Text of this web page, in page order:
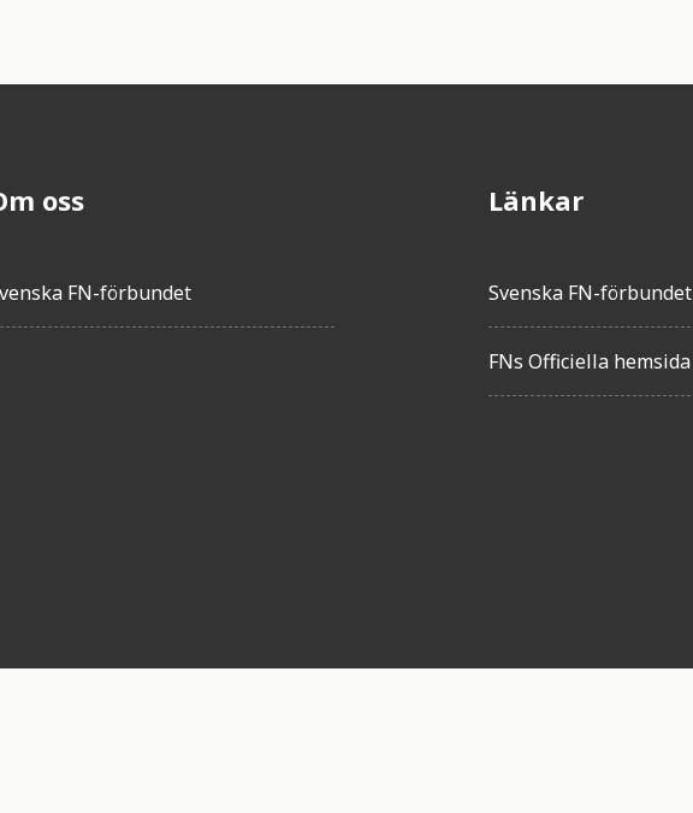
oss
FN-förbundet
Länkar
Svenska FN-förbundet
FNs Officiella hemsida